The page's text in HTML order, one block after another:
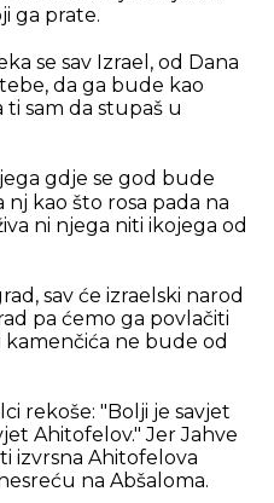
ga prate.
se sav Izrael, od Dana
da ga bude kao
ti sam da stupaš u
gdje se god bude
nj kao što rosa pada na
ni njega niti ikojega od
sav će izraelski narod
pa ćemo ga povlačiti
kamenčića ne bude od
rekoše: "Bolji je savjet
Ahitofelov." Jer Jahve
izvrsna Ahitofelova
na Abšaloma.